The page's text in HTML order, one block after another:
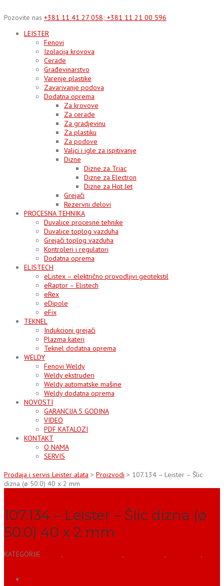
to
Pozovite nas +381 11 41 27 058; +381 11 21 00 596
LEISTER
Fenovi
Izolacija krovova
Cerade
Građevinarstvo
Varenje plastike
Zavarivanje podova
Dodatna oprema
Za krovove
Za cerade
Za gradjevinu
Za plastiku
Za podove
Valjci i igle za ispitivanje
Dizne
Dizne za Triac
Dizne za Electron
Dizne za Hot Jet
Grejači
Rezervni delovi
PROCESNA TEHNIKA
Duvalice procesne tehnike
Duvalice toplog vazduha
Grejači toplog vazduha
Kontroleri i regulatori
Dodatna oprema
ELISTECH
eListex – električno provodljivi geotekstil
eRaptor – Elistech
eRex
eDipole
eFix
TEKNEL
Indukcioni grejači
Plazma kateri
Teknel dodatna oprema
WELDY
Fenovi Weldy
Weldy ekstruderi
Weldy automatske mašine
Weldy dodatna oprema
NOVOSTI
GARANCIJA 5 GODINA
VIDEO
PDF KATALOZI
KONTAKT
O NAMA
SERVIS
Prodaja i servis Leister alata > Proizvodi > 107.134 – Leister – Šlic
dizna (ø 50.0) 40 x 2 mm
107.134 – Leister – Šlic dizna (ø
50.0) 40 x 2 mm
KATEGORIJE , , , ,